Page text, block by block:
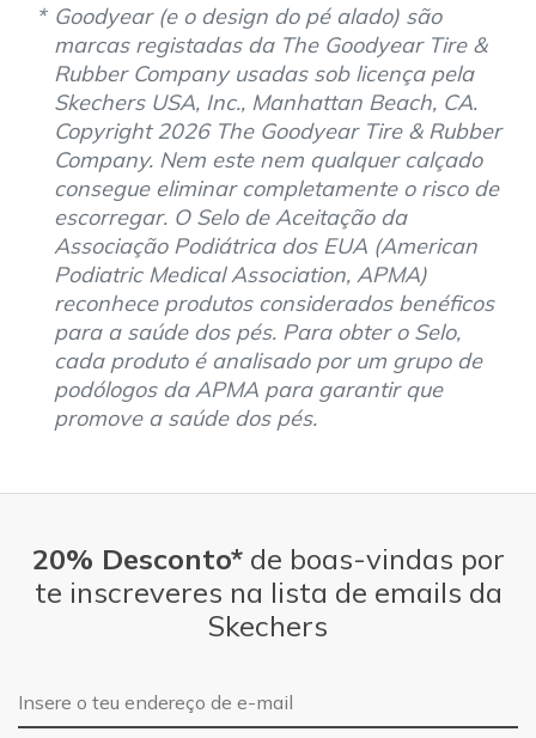
Goodyear (e o design do pé alado) são
marcas registadas da The Goodyear Tire &
Rubber Company usadas sob licença pela
Skechers USA, Inc., Manhattan Beach, CA.
Copyright 2026 The Goodyear Tire & Rubber
Company. Nem este nem qualquer calçado
consegue eliminar completamente o risco de
escorregar. O Selo de Aceitação da
Associação Podiátrica dos EUA (American
Podiatric Medical Association, APMA)
reconhece produtos considerados benéficos
para a saúde dos pés. Para obter o Selo,
cada produto é analisado por um grupo de
podólogos da APMA para garantir que
promove a saúde dos pés.
20% Desconto*de boas-vindas por
te inscreveres na lista de emails da
Skechers
Endereço de e-mail